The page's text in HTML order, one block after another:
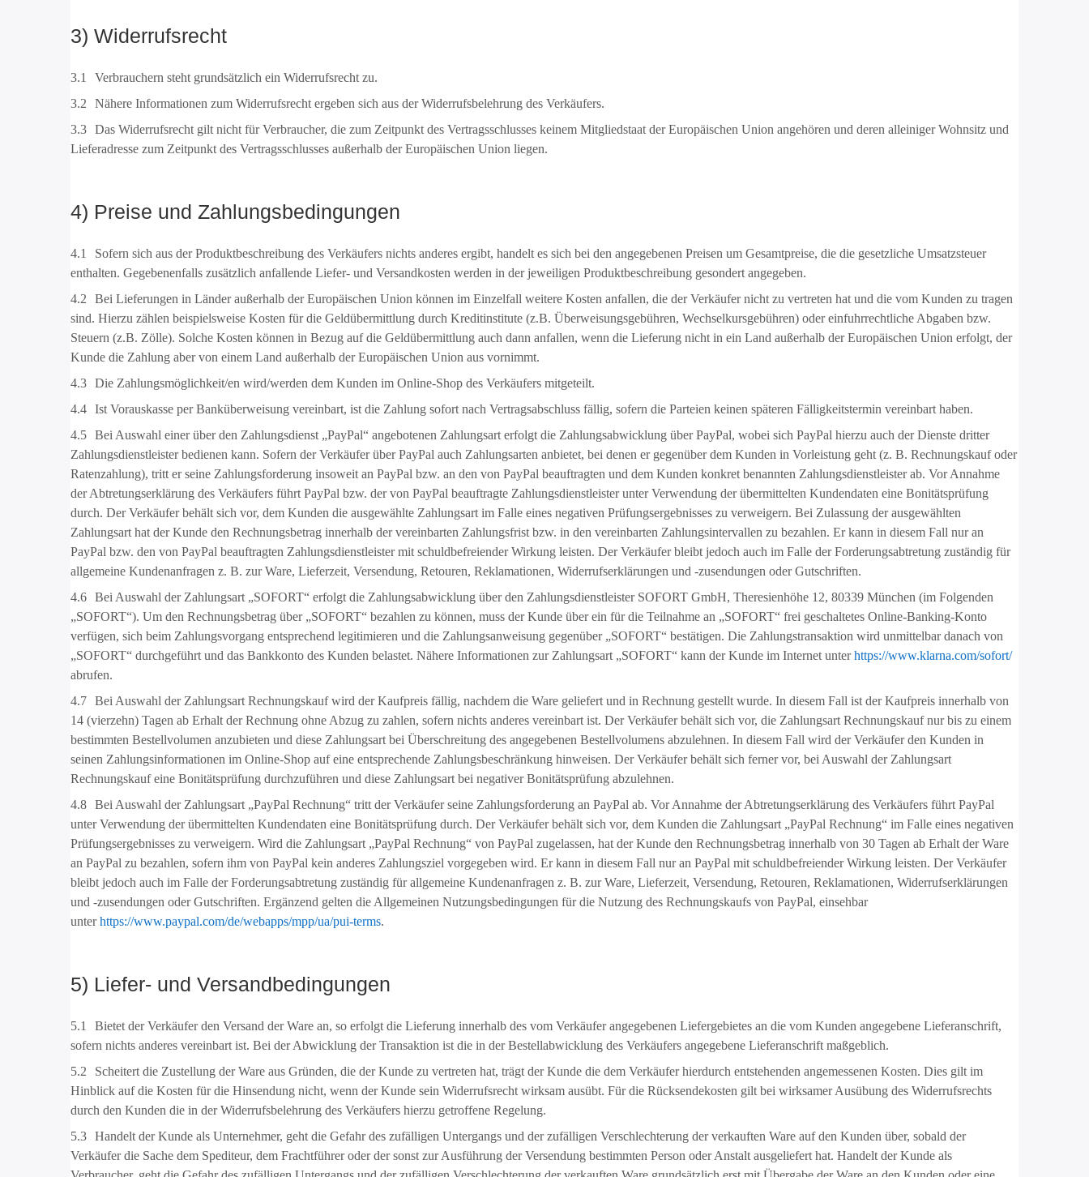
3) Widerrufsrecht
3.1
Verbrauchern steht grundsätzlich ein Widerrufsrecht zu.
3.2
Nähere Informationen zum Widerrufsrecht ergeben sich aus der Widerrufsbelehrung des Verkäufers.
3.3 Das Widerrufsrecht gilt nicht für Verbraucher, die zum Zeitpunkt des Vertragsschlusses keinem Mitgliedstaat der Europäischen Union angehören und deren alleiniger Wohnsitz und
Lieferadresse zum Zeitpunkt des Vertragsschlusses außerhalb der Europäischen Union liegen.
4) Preise und Zahlungsbedingungen
4.1
Sofern sich aus der Produktbeschreibung des Verkäufers nichts anderes ergibt, handelt es sich bei den angegebenen Preisen um Gesamtpreise, die die gesetzliche Umsatzsteuer
enthalten. Gegebenenfalls zusätzlich anfallende Liefer- und Versandkosten werden in der jeweiligen Produktbeschreibung gesondert angegeben.
4.2
Bei Lieferungen in Länder außerhalb der Europäischen Union können im Einzelfall weitere Kosten anfallen, die der Verkäufer nicht zu vertreten hat und die vom Kunden zu tragen
sind. Hierzu zählen beispielsweise Kosten für die Geldübermittlung durch Kreditinstitute (z.B. Überweisungsgebühren, Wechselkursgebühren) oder einfuhrrechtliche Abgaben bzw.
Steuern (z.B. Zölle). Solche Kosten können in Bezug auf die Geldübermittlung auch dann anfallen, wenn die Lieferung nicht in ein Land außerhalb der Europäischen Union erfolgt, der
Kunde die Zahlung aber von einem Land außerhalb der Europäischen Union aus vornimmt.
4.3 Die Zahlungsmöglichkeit/en wird/werden dem Kunden im Online-Shop des Verkäufers mitgeteilt.
4.4 Ist Vorauskasse per Banküberweisung vereinbart, ist die Zahlung sofort nach Vertragsabschluss fällig, sofern die Parteien keinen späteren Fälligkeitstermin vereinbart haben.
4.5 Bei Auswahl einer über den Zahlungsdienst „PayPal“ angebotenen Zahlungsart erfolgt die Zahlungsabwicklung über PayPal, wobei sich PayPal hierzu auch der Dienste dritter
Zahlungsdienstleister bedienen kann. Sofern der Verkäufer über PayPal auch Zahlungsarten anbietet, bei denen er gegenüber dem Kunden in Vorleistung geht (z. B. Rechnungskauf oder
Ratenzahlung), tritt er seine Zahlungsforderung insoweit an PayPal bzw. an den von PayPal beauftragten und dem Kunden konkret benannten Zahlungsdienstleister ab. Vor Annahme
der Abtretungserklärung des Verkäufers führt PayPal bzw. der von PayPal beauftragte Zahlungsdienstleister unter Verwendung der übermittelten Kundendaten eine Bonitätsprüfung
durch. Der Verkäufer behält sich vor, dem Kunden die ausgewählte Zahlungsart im Falle eines negativen Prüfungsergebnisses zu verweigern. Bei Zulassung der ausgewählten
Zahlungsart hat der Kunde den Rechnungsbetrag innerhalb der vereinbarten Zahlungsfrist bzw. in den vereinbarten Zahlungsintervallen zu bezahlen. Er kann in diesem Fall nur an
PayPal bzw. den von PayPal beauftragten Zahlungsdienstleister mit schuldbefreiender Wirkung leisten. Der Verkäufer bleibt jedoch auch im Falle der Forderungsabtretung zuständig für
allgemeine Kundenanfragen z. B. zur Ware, Lieferzeit, Versendung, Retouren, Reklamationen, Widerrufserklärungen und -zusendungen oder Gutschriften.
4.6 Bei Auswahl der Zahlungsart „SOFORT“ erfolgt die Zahlungsabwicklung über den Zahlungsdienstleister SOFORT GmbH, Theresienhöhe 12, 80339 München (im Folgenden
„SOFORT“). Um den Rechnungsbetrag über „SOFORT“ bezahlen zu können, muss der Kunde über ein für die Teilnahme an „SOFORT“ frei geschaltetes Online-Banking-Konto
verfügen, sich beim Zahlungsvorgang entsprechend legitimieren und die Zahlungsanweisung gegenüber „SOFORT“ bestätigen. Die Zahlungstransaktion wird unmittelbar danach von
„SOFORT“ durchgeführt und das Bankkonto des Kunden belastet. Nähere Informationen zur Zahlungsart „SOFORT“ kann der Kunde im Internet unterhttps://www.klarna.com/sofort/
abrufen.
4.7 Bei Auswahl der Zahlungsart Rechnungskauf wird der Kaufpreis fällig, nachdem die Ware geliefert und in Rechnung gestellt wurde. In diesem Fall ist der Kaufpreis innerhalb von
14 (vierzehn) Tagen ab Erhalt der Rechnung ohne Abzug zu zahlen, sofern nichts anderes vereinbart ist. Der Verkäufer behält sich vor, die Zahlungsart Rechnungskauf nur bis zu einem
bestimmten Bestellvolumen anzubieten und diese Zahlungsart bei Überschreitung des angegebenen Bestellvolumens abzulehnen. In diesem Fall wird der Verkäufer den Kunden in
seinen Zahlungsinformationen im Online-Shop auf eine entsprechende Zahlungsbeschränkung hinweisen. Der Verkäufer behält sich ferner vor, bei Auswahl der Zahlungsart
Rechnungskauf eine Bonitätsprüfung durchzuführen und diese Zahlungsart bei negativer Bonitätsprüfung abzulehnen.
4.8 Bei Auswahl der Zahlungsart „PayPal Rechnung“ tritt der Verkäufer seine Zahlungsforderung an PayPal ab. Vor Annahme der Abtretungserklärung des Verkäufers führt PayPal
unter Verwendung der übermittelten Kundendaten eine Bonitätsprüfung durch. Der Verkäufer behält sich vor, dem Kunden die Zahlungsart „PayPal Rechnung“ im Falle eines negativen
Prüfungsergebnisses zu verweigern. Wird die Zahlungsart „PayPal Rechnung“ von PayPal zugelassen, hat der Kunde den Rechnungsbetrag innerhalb von 30 Tagen ab Erhalt der Ware
an PayPal zu bezahlen, sofern ihm von PayPal kein anderes Zahlungsziel vorgegeben wird. Er kann in diesem Fall nur an PayPal mit schuldbefreiender Wirkung leisten. Der Verkäufer
bleibt jedoch auch im Falle der Forderungsabtretung zuständig für allgemeine Kundenanfragen z. B. zur Ware, Lieferzeit, Versendung, Retouren, Reklamationen, Widerrufserklärungen
und -zusendungen oder Gutschriften. Ergänzend gelten die Allgemeinen Nutzungsbedingungen für die Nutzung des Rechnungskaufs von PayPal, einsehbar
unterhttps://www.paypal.com/de/webapps/mpp/ua/pui-terms.
5) Liefer- und Versandbedingungen
5.1
Bietet der Verkäufer den Versand der Ware an, so erfolgt die Lieferung innerhalb des vom Verkäufer angegebenen Liefergebietes an die vom Kunden angegebene Lieferanschrift,
sofern nichts anderes vereinbart ist. Bei der Abwicklung der Transaktion ist die in der Bestellabwicklung des Verkäufers angegebene Lieferanschrift maßgeblich.
5.2
Scheitert die Zustellung der Ware aus Gründen, die der Kunde zu vertreten hat, trägt der Kunde die dem Verkäufer hierdurch entstehenden angemessenen Kosten. Dies gilt im
Hinblick auf die Kosten für die Hinsendung nicht, wenn der Kunde sein Widerrufsrecht wirksam ausübt. Für die Rücksendekosten gilt bei wirksamer Ausübung des Widerrufsrechts
durch den Kunden die in der Widerrufsbelehrung des Verkäufers hierzu getroffene Regelung.
5.3 Handelt der Kunde als Unternehmer, geht die Gefahr des zufälligen Untergangs und der zufälligen Verschlechterung der verkauften Ware auf den Kunden über, sobald der
Verkäufer die Sache dem Spediteur, dem Frachtführer oder der sonst zur Ausführung der Versendung bestimmten Person oder Anstalt ausgeliefert hat. Handelt der Kunde als